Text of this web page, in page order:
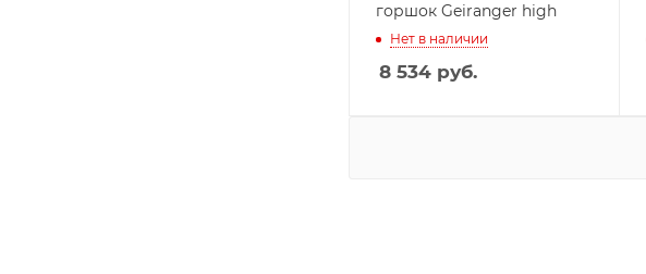
горшок Geiranger high
Нет в наличии
8 534 руб.